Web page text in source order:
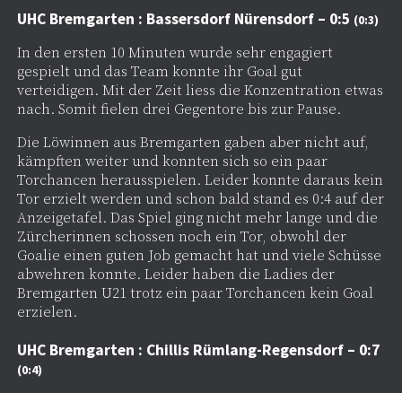
UHC Bremgarten : Bassersdorf Nürensdorf – 0:5 (0:3)
In den ersten 10 Minuten wurde sehr engagiert
gespielt und das Team konnte ihr Goal gut
verteidigen. Mit der Zeit liess die Konzentration etwas
nach. Somit fielen drei Gegentore bis zur Pause.
Die Löwinnen aus Bremgarten gaben aber nicht auf,
kämpften weiter und konnten sich so ein paar
Torchancen herausspielen. Leider konnte daraus kein
Tor erzielt werden und schon bald stand es 0:4 auf der
Anzeigetafel. Das Spiel ging nicht mehr lange und die
Zürcherinnen schossen noch ein Tor, obwohl der
Goalie einen guten Job gemacht hat und viele Schüsse
abwehren konnte. Leider haben die Ladies der
Bremgarten U21 trotz ein paar Torchancen kein Goal
erzielen.
UHC Bremgarten : Chillis Rümlang-Regensdorf – 0:7
(0:4)